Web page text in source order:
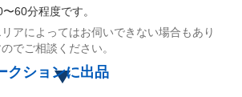
60分程度です。
アによってはお伺いできない場合もあり
のでご相談ください。
クションに出品